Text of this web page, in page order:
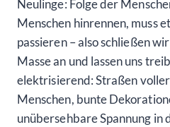
Neulinge: Folge der
Menschen hinrennen, muss
passieren – also schließen
Masse an und lassen uns
elektrisierend: Straßen
Menschen, bunte
unübersehbare Spannung